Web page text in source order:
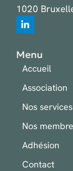
1020
Menu
Accueil
Association
Nos services
Nos
Adhésion
Contact